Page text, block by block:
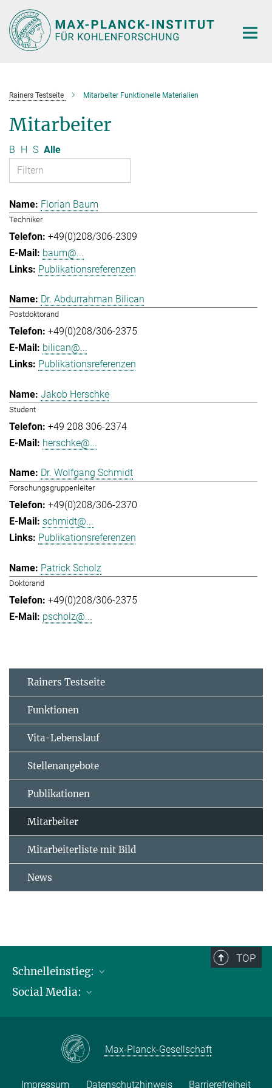
Hauptinhalt
Rainers Testseite Mitarbeiter Funktionelle Materialien
Mitarbeiter
B H S Alle
Florian Baum
Techniker
+49(0)208/306-2309
baum@...
Publikationsreferenzen
Dr. Abdurrahman Bilican
Postdoktorand
+49(0)208/306-2375
bilican@...
Publikationsreferenzen
Jakob Herschke
Student
+49 208 306-2374
herschke@...
Dr. Wolfgang Schmidt
Forschungsgruppenleiter
+49(0)208/306-2370
schmidt@...
Publikationsreferenzen
Patrick Scholz
Doktorand
+49(0)208/306-2375
pscholz@...
Rainers Testseite
Funktionen
Vita-Lebenslauf
Stellenangebote
Publikationen
Mitarbeiter
Mitarbeiterliste mit Bild
News
TOP
Schnelleinstieg:
Publikationen
Kontakt und Anfahrtsbeschreibung
Social Media:
Max-Planck-Gesellschaft
Impressum Datenschutzhinweis Barrierefreiheit